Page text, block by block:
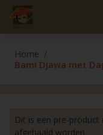
Home
Bami Djawa met
Dit is een pre-product
afgehaald worden